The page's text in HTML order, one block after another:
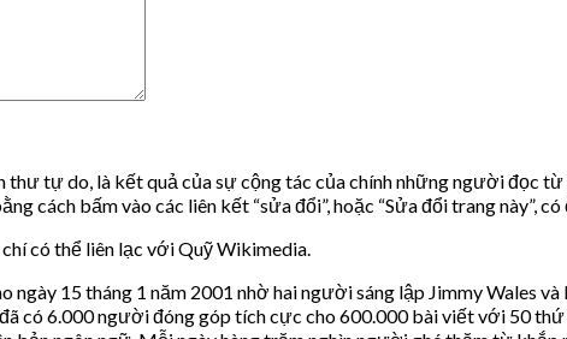
thư tự do, là kết quả của sự cộng tác của chính những người đọc
cách bấm vào các liên kết “sửa đổi”, hoặc “Sửa đổi trang
có thể liên lạc với Quỹ Wikimedia.
15 tháng 1 năm 2001 nhờ hai người sáng lập Jimmy Wales
có 6.000 người đóng góp tích cực cho 600.000 bài viết với 50